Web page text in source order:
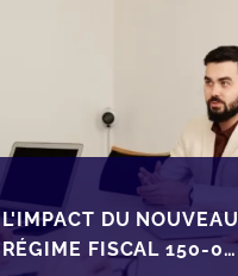
L'IMPACT DU NOUVEAU
RÉGIME FISCAL 150-0